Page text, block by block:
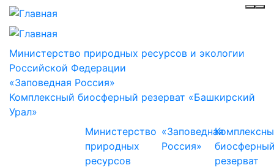
Министерство природных ресурсов и экологии
Российской Федерации
«Заповедная Россия»
Комплексный биосферный резерват «Башкирский
Урал»
Министерство
природных
ресурсов
«Заповедная
Россия»
резерват